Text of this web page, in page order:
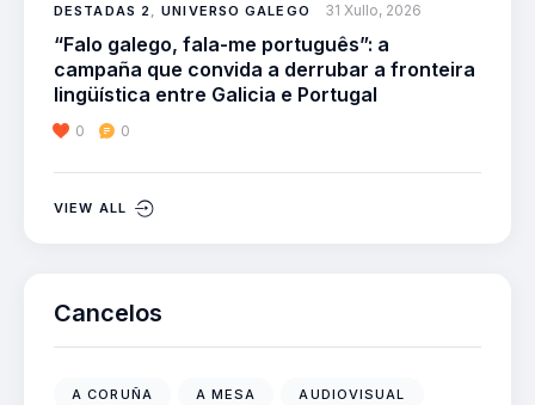
DESTADAS 2,UNIVERSO GALEGO 31 Xullo, 2026
“Falo galego, fala-me português”: a
campaña que convida a derrubar a fronteira
lingüística entre Galicia e Portugal
0 0
VIEW ALL
Cancelos
A CORUÑA A MESA AUDIOVISUAL